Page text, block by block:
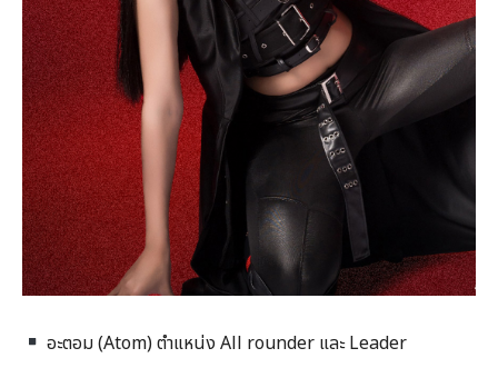
อะตอม (Atom) ตำแหน่ง All rounder และ Leader